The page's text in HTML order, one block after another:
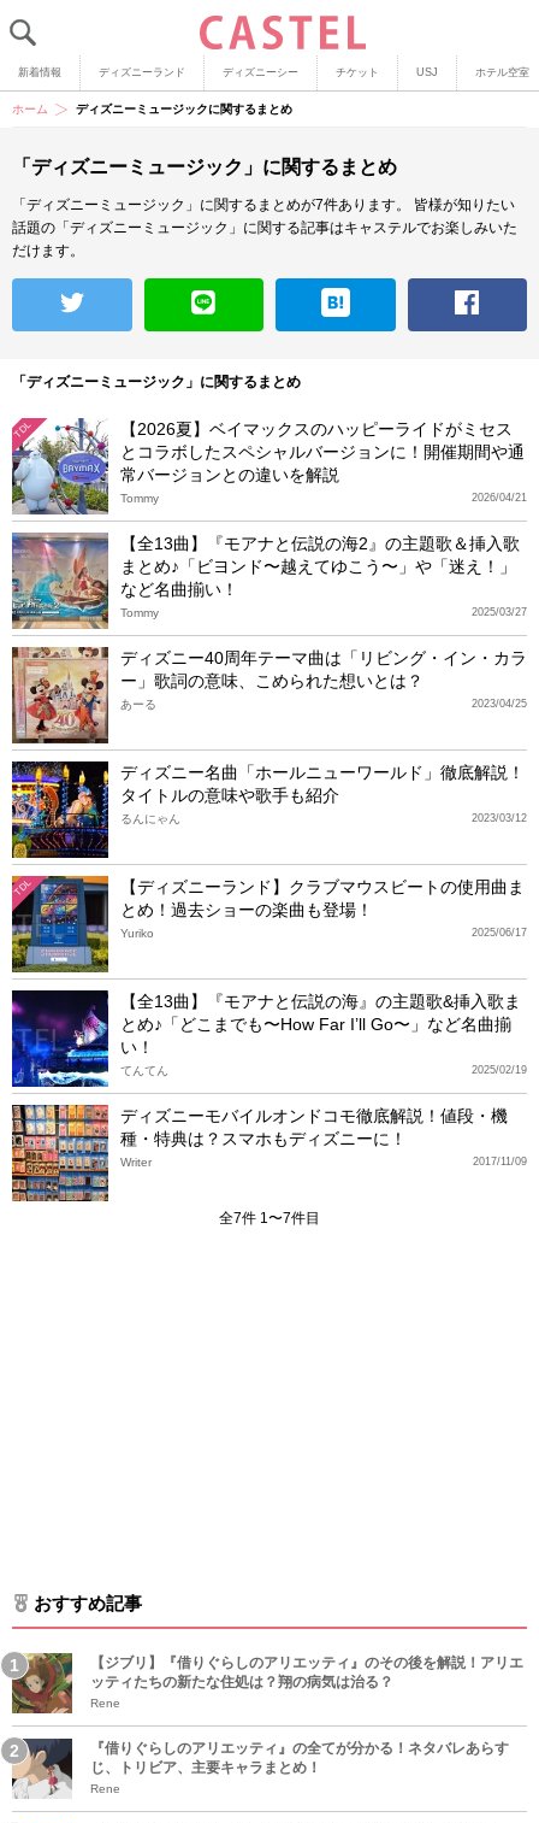
新着情報 ディズニーランド ディズニーシー チケット USJ ホテル空室
ホーム ディズニーミュージックに関するまとめ
「ディズニーミュージック」に関するまとめ
「ディズニーミュージック」に関するまとめが7件あります。
皆様が知りたい
話題の「ディズニーミュージック」に関する記事はキャステルでお楽しみいた
だけます。
「ディズニーミュージック」に関するまとめ
TDL
【2026夏】ベイマックスのハッピーライドがミセス
とコラボしたスペシャルバージョンに！開催期間や通
常バージョンとの違いを解説
2026/04/21
Tommy
【全13曲】『モアナと伝説の海2』の主題歌＆挿入歌
まとめ♪「ビヨンド〜越えてゆこう〜」や「迷え！」
など名曲揃い！
2025/03/27
Tommy
ディズニー40周年テーマ曲は「リビング・イン・カラ
ー」歌詞の意味、こめられた想いとは？
2023/04/25
あーる
ディズニー名曲「ホールニューワールド」徹底解説！
タイトルの意味や歌手も紹介
2023/03/12
るんにゃん
TDL
【ディズニーランド】クラブマウスビートの使用曲ま
とめ！過去ショーの楽曲も登場！
2025/06/17
Yuriko
【全13曲】『モアナと伝説の海』の主題歌&挿入歌ま
とめ♪「どこまでも〜How Far I’ll Go〜」など名曲揃
い！
2025/02/19
てんてん
ディズニーモバイルオンドコモ徹底解説！値段・機
種・特典は？スマホもディズニーに！
2017/11/09
Writer
全7件 1〜7件目
おすすめ記事
【ジブリ】『借りぐらしのアリエッティ』のその後を解説！アリエ
ッティたちの新たな住処は？翔の病気は治る？
Rene
『借りぐらしのアリエッティ』の全てが分かる！ネタバレあらす
じ、トリビア、主要キャラまとめ！
Rene